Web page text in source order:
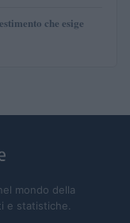
che esige
mondo della
e statistiche.